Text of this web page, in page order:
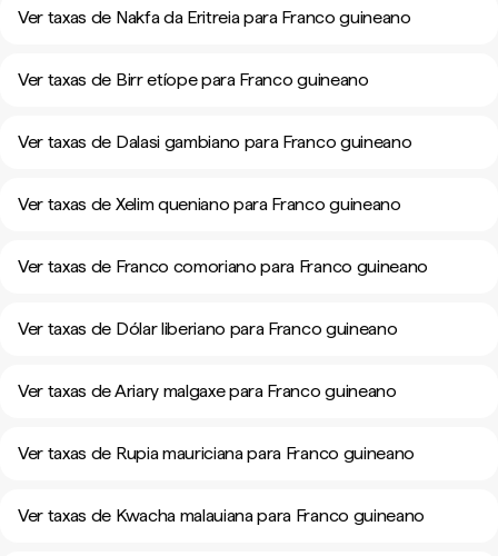
Ver taxas de Nakfa da Eritreia para Franco guineano
Ver taxas de Birr etíope para Franco guineano
Ver taxas de Dalasi gambiano para Franco guineano
Ver taxas de Xelim queniano para Franco guineano
Ver taxas de Franco comoriano para Franco guineano
Ver taxas de Dólar liberiano para Franco guineano
Ver taxas de Ariary malgaxe para Franco guineano
Ver taxas de Rupia mauriciana para Franco guineano
Ver taxas de Kwacha malauiana para Franco guineano